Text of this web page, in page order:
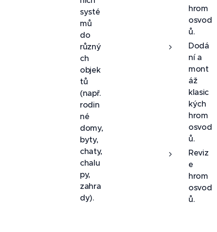
systé
mů
do
různý
ch
objek
tů
(např.
rodin
né
domy,
byty,
chaty,
chalu
py,
zahra
dy).
hrom
osvod
ů.
Dodá
ní a
mont
áž
klasic
kých
hrom
osvod
ů.
Reviz
e
hrom
osvod
ů.